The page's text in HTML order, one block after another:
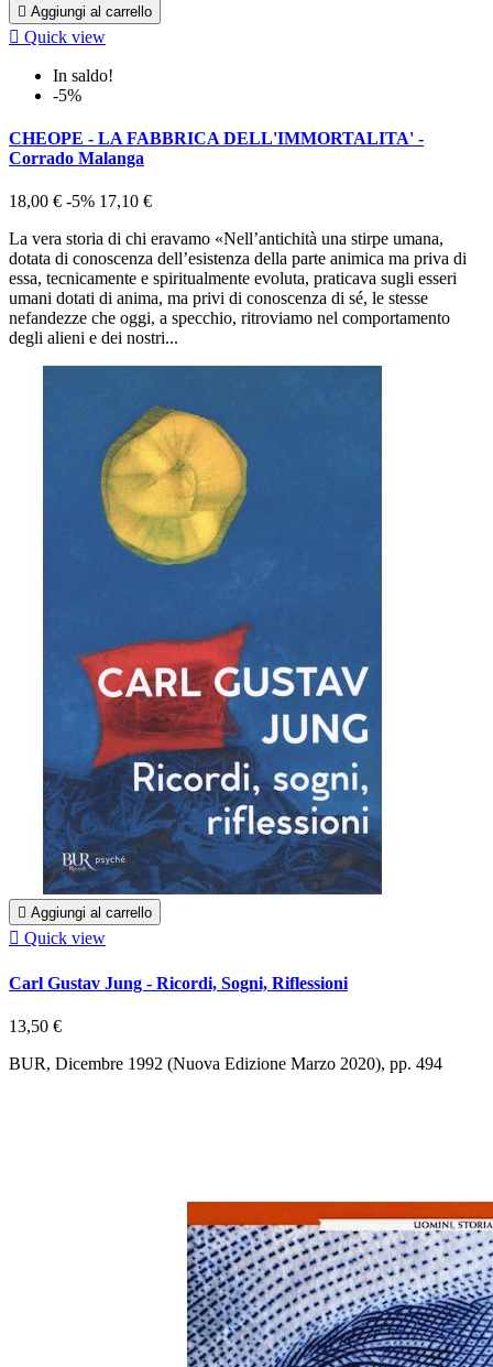
 Aggiungi al carrello
 Quick view
In saldo!
-5%
CHEOPE - LA FABBRICA DELL'IMMORTALITA' -
Corrado Malanga
18,00 € -5% 17,10 €
La vera storia di chi eravamo «Nell’antichità una stirpe umana,
dotata di conoscenza dell’esistenza della parte animica ma priva di
essa, tecnicamente e spiritualmente evoluta, praticava sugli esseri
umani dotati di anima, ma privi di conoscenza di sé, le stesse
nefandezze che oggi, a specchio, ritroviamo nel comportamento
degli alieni e dei nostri...
 Aggiungi al carrello
 Quick view
Carl Gustav Jung - Ricordi, Sogni, Riflessioni
13,50 €
BUR, Dicembre 1992 (Nuova Edizione Marzo 2020), pp. 494